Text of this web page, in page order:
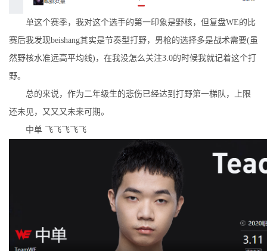
单这个赛季，我对这个选手的第一印象是野核，但复盘WE的比
赛后我发现beishang其实是节奏型打野，男枪的选择多是战术需要(虽
然野核水准远高平均线)，在我没怎么关注3.0的时候我就记着这个打
野。
总的来说，作为二年级生的悲伤已经达到打野第一梯队，上限
还未见，又又又未来可期。
中单 飞飞飞飞飞